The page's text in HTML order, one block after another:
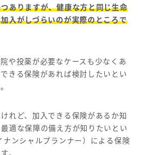
ありますが、健康な方と同じ生命
入がしづらいのが実際のところで
や投薬が必要なケースも少なくあ
きる保険があれば検討したいとい
れど、加入できる保険があるか知
適な保障の備え方が知りたいとい
ナンシャルプランナー）による保険